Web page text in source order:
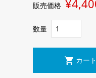
販売価格
数量